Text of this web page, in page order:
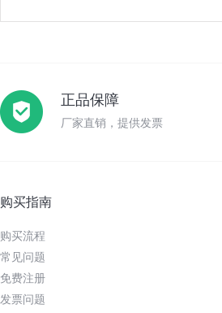
正品保障
厂家直销，提供发票
购买指南
购买流程
常见问题
免费注册
发票问题